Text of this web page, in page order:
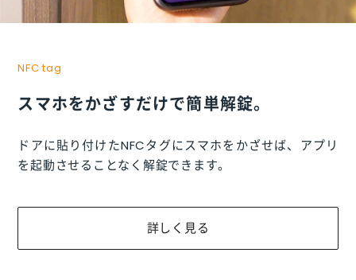
NFC tag
スマホをかざすだけで簡単解錠。
ドアに貼り付けたNFCタグにスマホをかざせば、 アプリ
を起動させることなく解錠できます。
詳しく見る